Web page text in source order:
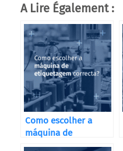
A Lire Également :
Como escolher a
máquina de
etiquetagem